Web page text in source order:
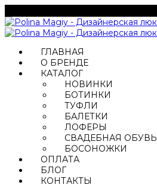
ГЛАВНАЯ
О БРЕНДЕ
КАТАЛОГ
НОВИНКИ
БОТИНКИ
ТУФЛИ
БАЛЕТКИ
ЛОФЕРЫ
СВАДЕБНАЯ ОБУВЬ
БОСОНОЖКИ
ОПЛАТА
БЛОГ
КОНТАКТЫ